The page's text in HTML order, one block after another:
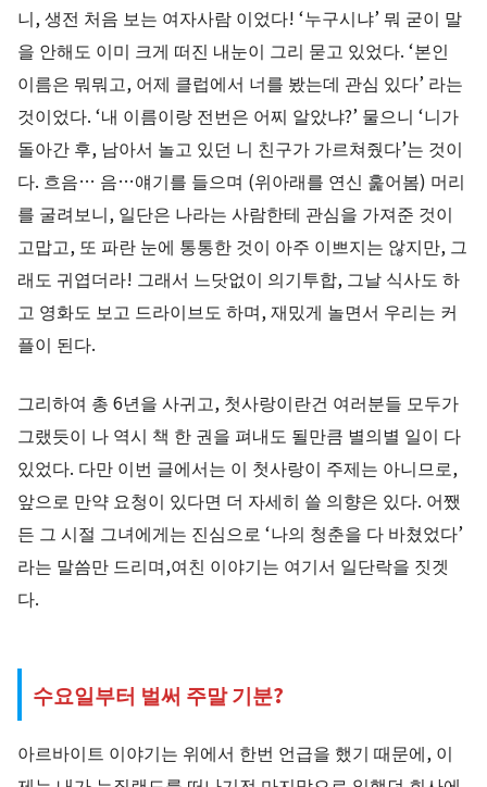
니, 생전 처음 보는 여자사람 이었다! ‘누구시냐’ 뭐 굳이 말
을 안해도 이미 크게 떠진 내눈이 그리 묻고 있었다. ‘본인
이름은 뭐뭐고, 어제 클럽에서 너를 봤는데 관심 있다’ 라는
것이었다. ‘내 이름이랑 전번은 어찌 알았냐?’ 물으니 ‘니가
돌아간 후, 남아서 놀고 있던 니 친구가 가르쳐줬다’는 것이
다. 흐음… 음…얘기를 들으며 (위아래를 연신 훑어봄) 머리
를 굴려보니, 일단은 나라는 사람한테 관심을 가져준 것이
고맙고, 또 파란 눈에 통통한 것이 아주 이쁘지는 않지만, 그
래도 귀엽더라! 그래서 느닷없이 의기투합, 그날 식사도 하
고 영화도 보고 드라이브도 하며, 재밌게 놀면서 우리는 커
플이 된다.
그리하여 총 6년을 사귀고, 첫사랑이란건 여러분들 모두가
그랬듯이 나 역시 책 한 권을 펴내도 될만큼 별의별 일이 다
있었다. 다만 이번 글에서는 이 첫사랑이 주제는 아니므로,
앞으로 만약 요청이 있다면 더 자세히 쓸 의향은 있다. 어쨌
든 그 시절 그녀에게는 진심으로 ‘나의 청춘을 다 바쳤었다’
라는 말씀만 드리며,여친 이야기는 여기서 일단락을 짓겟
다.
수요일부터 벌써 주말 기분?
아르바이트 이야기는 위에서 한번 언급을 했기 때문에, 이